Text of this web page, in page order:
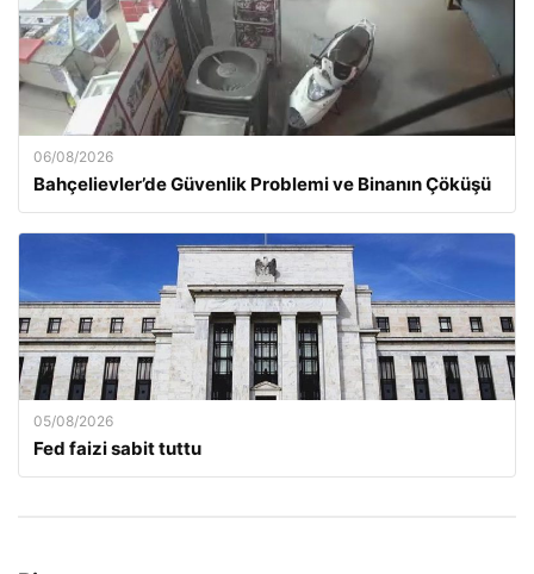
06/08/2026
Bahçelievler’de Güvenlik Problemi ve Binanın Çöküşü
05/08/2026
Fed faizi sabit tuttu